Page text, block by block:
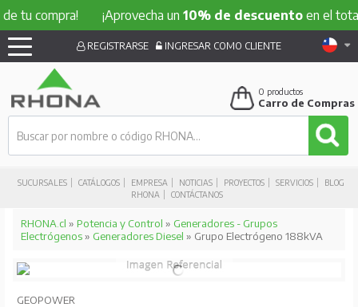
¡Aprovecha un10% de descuentoen el total de tu
SUCURSALES CATÁLOGOS EMPRESA NOTICIAS PROYECTOS SERVICIOS
BLOG
RHONA
CONTÁCTANOS
REGISTRARSE INGRESAR COMO CLIENTE
0 productos
Carro de Compras
RHONA.cl » Potencia y Control » Generadores - Grupos
Electrógenos» Generadores Diesel » Grupo Electrógeno 188kVA
GEOPOWER